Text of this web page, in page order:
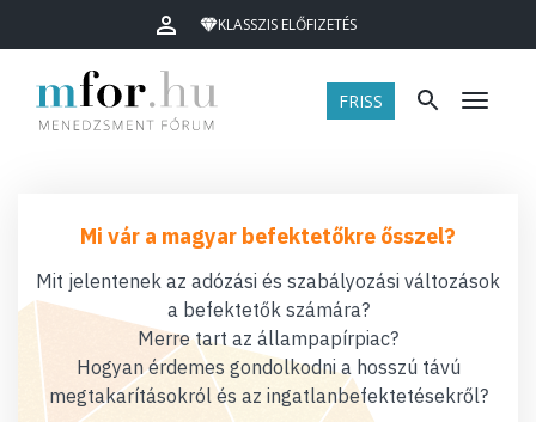
KLASSZIS ELŐFIZETÉS
FRISS Menü
Mi vár a magyar befektetőkre ősszel?
Mit jelentenek az adózási és szabályozási változások
a befektetők számára?
Merre tart az állampapírpiac?
Hogyan érdemes gondolkodni a hosszú távú
megtakarításokról és az ingatlanbefektetésekről?